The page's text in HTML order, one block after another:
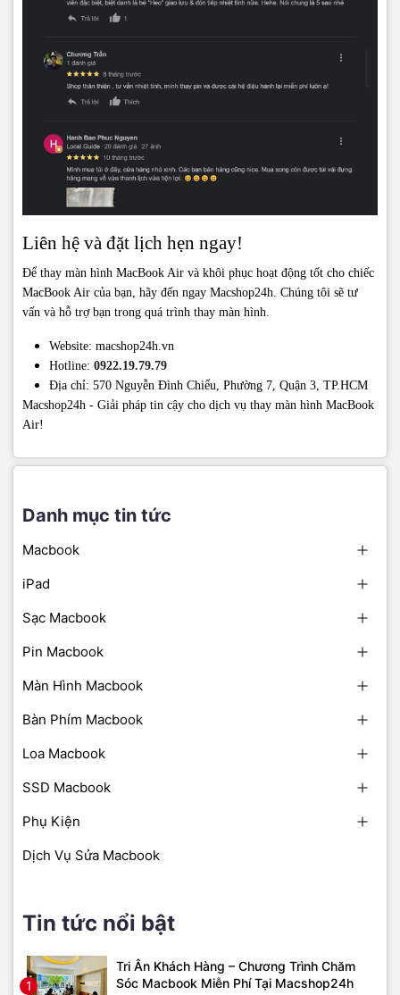
Liên hệ và đặt lịch hẹn ngay!
Để thay màn hình MacBook Air và khôi phục hoạt động tốt cho chiếc
MacBook Air của bạn, hãy đến ngay Macshop24h. Chúng tôi sẽ tư
vấn và hỗ trợ bạn trong quá trình thay màn hình.
Website: macshop24h.vn
Hotline: 0922.19.79.79
Địa chỉ: 570 Nguyễn Đình Chiểu, Phường 7, Quận 3, TP.HCM
Macshop24h - Giải pháp tin cậy cho dịch vụ thay màn hình MacBook
Air!
Danh mục tin tức
Macbook
iPad
Sạc Macbook
Pin Macbook
Màn Hình Macbook
Bàn Phím Macbook
Loa Macbook
SSD Macbook
Phụ Kiện
Dịch Vụ Sửa Macbook
Tin tức nổi bật
1
Tri Ân Khách Hàng – Chương Trình Chăm
Sóc Macbook Miễn Phí Tại Macshop24h